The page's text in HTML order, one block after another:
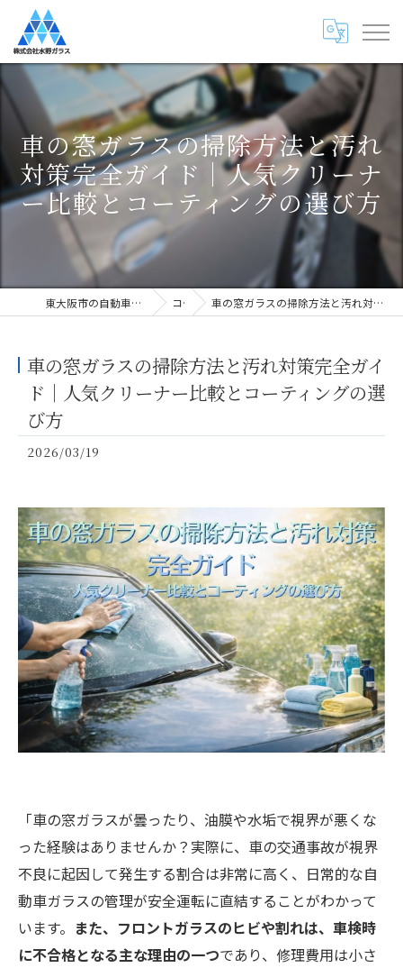
車の窓ガラスの掃除方法と汚れ
対策完全ガイド｜人気クリーナ
ー比較とコーティングの選び方
東大阪市の自動車ガラス専門店・株式会社水野ガラス コラム 車の窓ガラスの掃除方法と汚れ対策完全ガイド｜人気クリーナー比較とコーティングの選び方
車の窓ガラスの掃除方法と汚れ対策完全ガイ
ド｜人気クリーナー比較とコーティングの選
び方
2026/03/19
「車の窓ガラスが曇ったり、油膜や水垢で視界が悪くな
った経験はありませんか？実際に、車の交通事故が視界
不良に起因して発生する割合は非常に高く、日常的な自
動車ガラスの管理が安全運転に直結することがわかって
います。 また、フロントガラスのヒビや割れは、車検時
に不合格となる主な理由の一つであり、修理費用は小さ